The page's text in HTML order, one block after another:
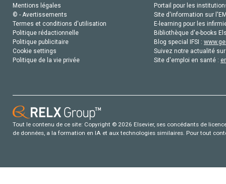
Mentions légales
© - Avertissements
Termes et conditions d'utilisation
Politique rédactionnelle
Politique publicitaire
Cookie settings
Politique de la vie privée
Portail pour les
Site d'information sur
E-learning pour les
Bibliothèque d'e-books
Blog special IFSI :
Suivez notre actualité
Site d'emploi en santé :
Tout le contenu de ce site: Copyright © 2026 Elsevier, ses concédants de
de données, a la formation en IA et aux technologies similaires. Pour tout